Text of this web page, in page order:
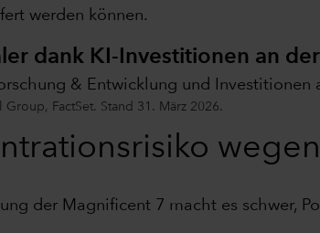
werden können.
dank KI-Investitionen an
& Entwicklung und Investitionen
FactSet. Stand 31. März 2026.
der Magnificent 7 macht es schwer,